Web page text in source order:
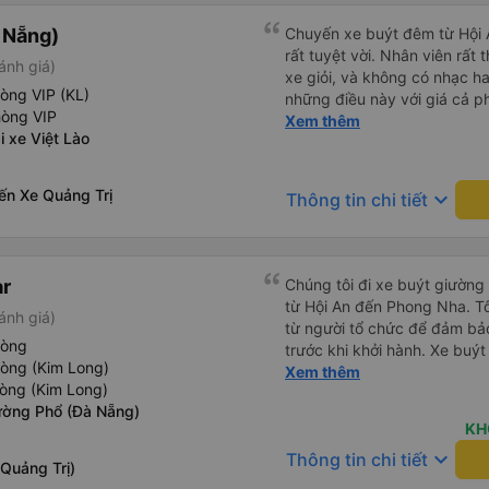
giá)
VIP (KL)
VIP
xe Việt Lào
Xe Quảng Trị
Chuyến xe buýt đêm từ Hội
rất tuyệt vời. Nhân viên rất
xe giỏi, và không có nhạc
những điều này với giá cả
tiếng Anh rất suôn sẻ, vì
được thông báo trước
trên xe, nhưng có nhà hàng
chúng vào thùng trước khi
chiếc chăn và một chiếc
Tôi không thể kết nối Wi-Fi,
với những người thừa cân
chọn xe buýt có ít chỗ ngồi
không thừa cân, nhưng vẫn
Xem thêm
Thông tin chi tiết keyboard_arrow_down
giá)
(Kim Long)
(Kim Long)
Phổ (Đà Nẵng)
Trị)
Chúng tôi đi xe buýt
từ Hội An đến Phong Nha.
từ người tổ chức để đảm
trước khi khởi hành. Xe
trạng tuyệt vời. Các khoang
phần. Tôi cao
toàn, bạn tôi cao
bàn chân cong. Có một
lái xe rất an toàn và có hai
Xem thêm
Thông tin chi tiết keyboard_arrow_down